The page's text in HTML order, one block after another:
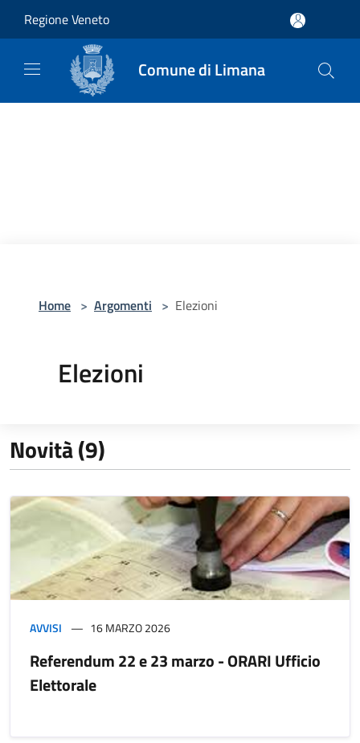
Regione Veneto
Comune di Limana
Home > Argomenti > Elezioni
Elezioni
Novità (9)
AVVISI 16 MARZO 2026
Referendum 22 e 23 marzo - ORARI Ufficio
Elettorale